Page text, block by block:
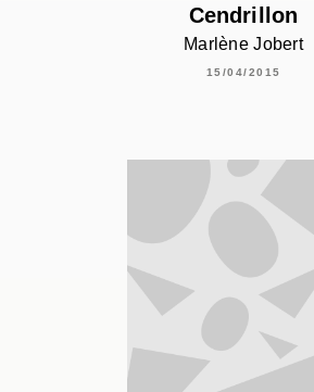
Cendrillon
Marlène Jobert
15/04/2015